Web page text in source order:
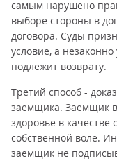
самым нарушено
выборе стороны в
договора. Суды
условие, а
подлежит возврату.
Третий способ -
заемщика. Заемщик
здоровье в качестве
собственной воле.
заемщик не